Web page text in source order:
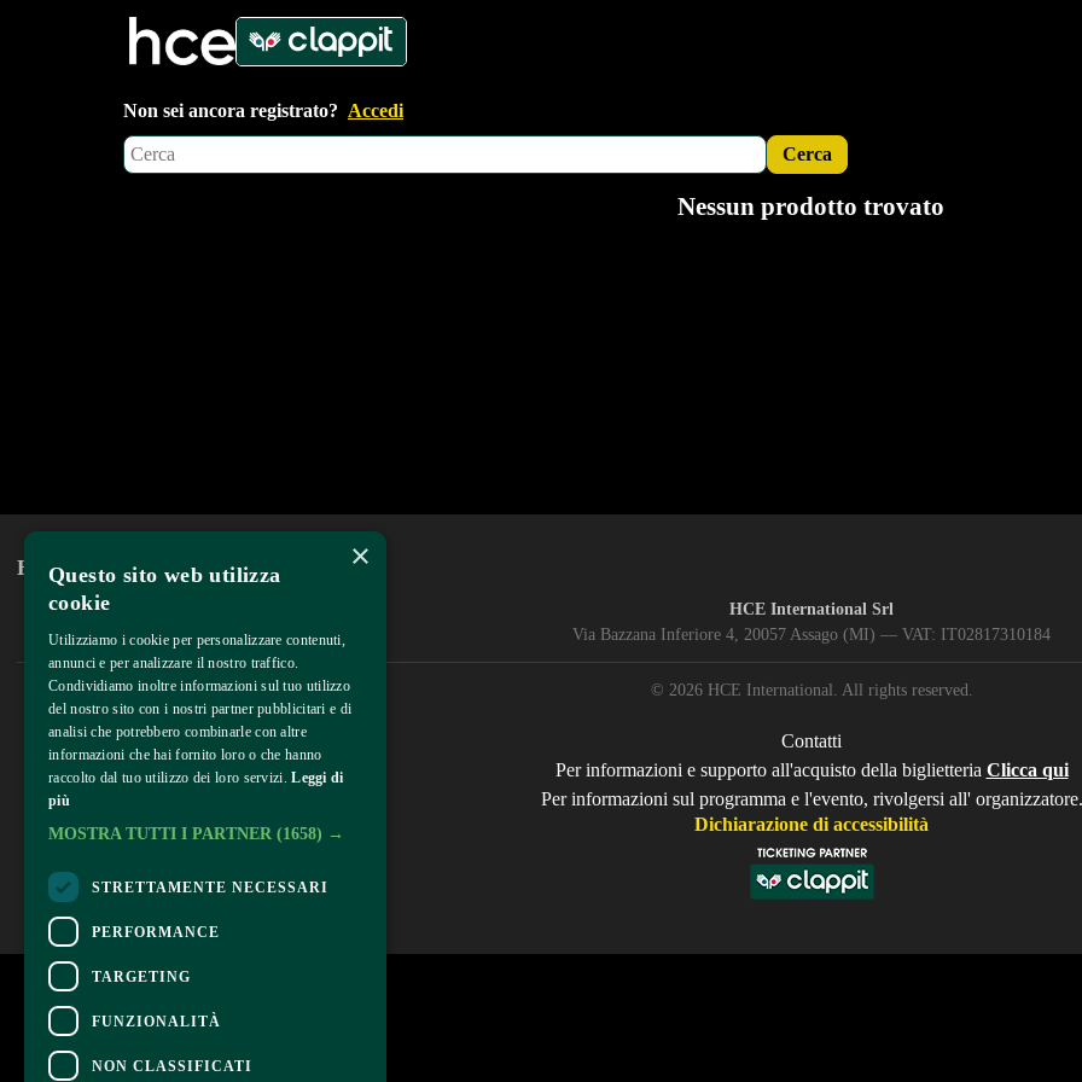
Non sei ancora registrato? Accedi
Nessun prodotto trovato
HomeAbout
HCE International Srl
Via Bazzana Inferiore 4, 20057 Assago (MI) — VAT: IT02817310184
© 2026 HCE International. All rights reserved.
Contatti
Per informazioni e supporto all'acquisto della biglietteria Clicca qui
Per informazioni sul programma e l'evento, rivolgersi all' organizzatore.
Dichiarazione di accessibilità
×
Questo sito web utilizza
cookie
Utilizziamo i cookie per personalizzare contenuti,
annunci e per analizzare il nostro traffico.
Condividiamo inoltre informazioni sul tuo utilizzo
del nostro sito con i nostri partner pubblicitari e di
analisi che potrebbero combinarle con altre
informazioni che hai fornito loro o che hanno
raccolto dal tuo utilizzo dei loro servizi. Leggi di
più
MOSTRA TUTTI I PARTNER (1658) →
STRETTAMENTE NECESSARI
PERFORMANCE
TARGETING
FUNZIONALITÀ
NON CLASSIFICATI